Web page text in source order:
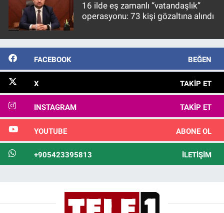
16 ilde eş zamanlı “vatandaşlık”
operasyonu: 73 kişi gözaltına alındı
FACEBOOK BEĞEN
X TAKIP ET
INSTAGRAM TAKIP ET
YOUTUBE ABONE OL
+905423395813 İLETIŞIM